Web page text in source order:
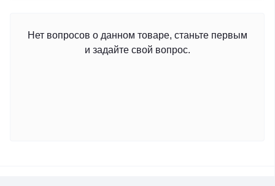
Нет вопросов о данном товаре, станьте первым
и задайте свой вопрос.